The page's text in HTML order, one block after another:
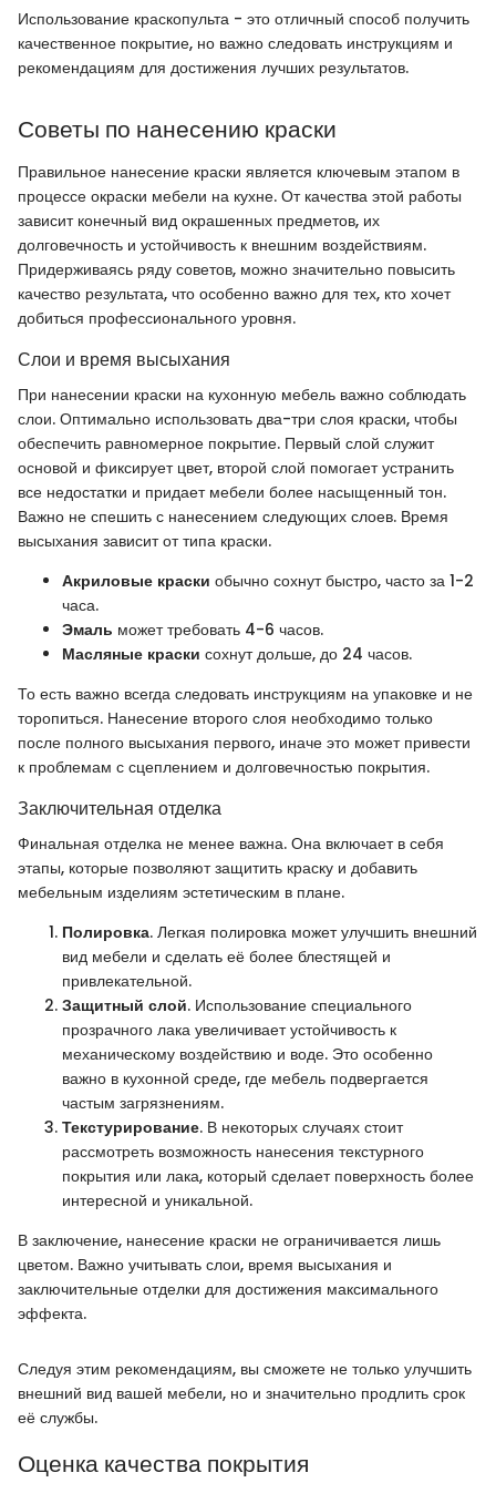
Использование краскопульта - это отличный способ получить
качественное покрытие, но важно следовать инструкциям и
рекомендациям для достижения лучших результатов.
Советы по нанесению краски
Правильное нанесение краски является ключевым этапом в
процессе окраски мебели на кухне. От качества этой работы
зависит конечный вид окрашенных предметов, их
долговечность и устойчивость к внешним воздействиям.
Придерживаясь ряду советов, можно значительно повысить
качество результата, что особенно важно для тех, кто хочет
добиться профессионального уровня.
Слои и время высыхания
При нанесении краски на кухонную мебель важно соблюдать
слои. Оптимально использовать два-три слоя краски, чтобы
обеспечить равномерное покрытие. Первый слой служит
основой и фиксирует цвет, второй слой помогает устранить
все недостатки и придает мебели более насыщенный тон.
Важно не спешить с нанесением следующих слоев. Время
высыхания зависит от типа краски.
Акриловые краски обычно сохнут быстро, часто за 1-2
часа.
Эмаль может требовать 4-6 часов.
Масляные краски сохнут дольше, до 24 часов.
То есть важно всегда следовать инструкциям на упаковке и не
торопиться. Нанесение второго слоя необходимо только
после полного высыхания первого, иначе это может привести
к проблемам с сцеплением и долговечностью покрытия.
Заключительная отделка
Финальная отделка не менее важна. Она включает в себя
этапы, которые позволяют защитить краску и добавить
мебельным изделиям эстетическим в плане.
Полировка. Легкая полировка может улучшить внешний
вид мебели и сделать её более блестящей и
привлекательной.
Защитный слой. Использование специального
прозрачного лака увеличивает устойчивость к
механическому воздействию и воде. Это особенно
важно в кухонной среде, где мебель подвергается
частым загрязнениям.
Текстурирование. В некоторых случаях стоит
рассмотреть возможность нанесения текстурного
покрытия или лака, который сделает поверхность более
интересной и уникальной.
В заключение, нанесение краски не ограничивается лишь
цветом. Важно учитывать слои, время высыхания и
заключительные отделки для достижения максимального
эффекта.
Следуя этим рекомендациям, вы сможете не только улучшить
внешний вид вашей мебели, но и значительно продлить срок
её службы.
Оценка качества покрытия